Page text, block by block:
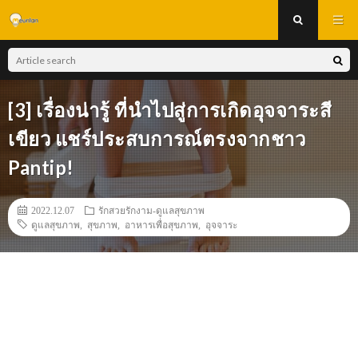
[3] เรื่องน่ารู้ ที่นำไปสู่การเกิดอุจจาระสี
เขียว แชร์ประสบการณ์ตรงจากชาว
Pantip!
2022.12.07
รักสวยรักงาม-ดูแลสุขภาพ
ดูแลสุขภาพ
สุขภาพ อาหารเพื่อสุขภาพ อุจจาระ